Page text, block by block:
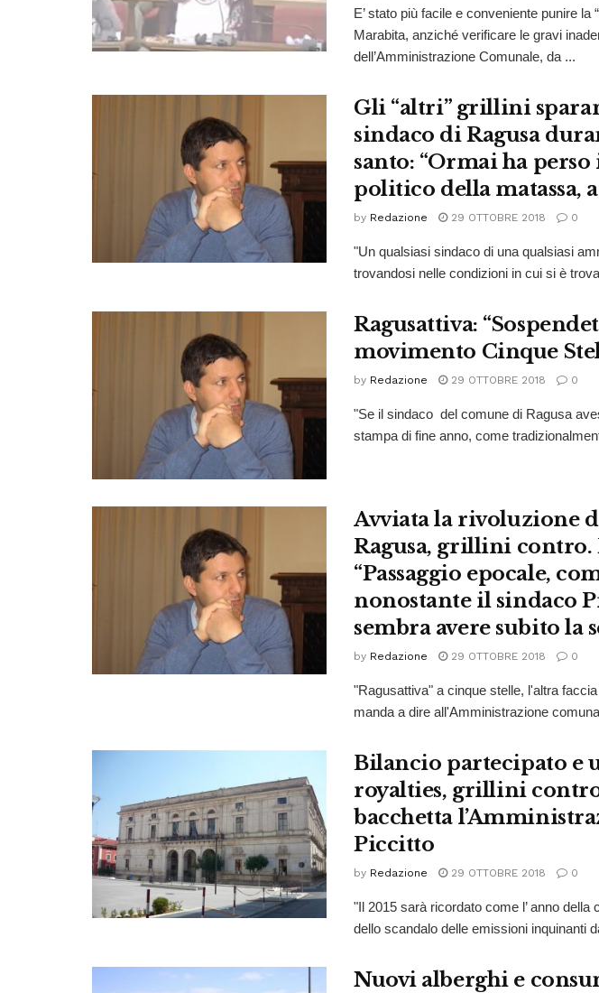
E’ stato più facile e conveniente punire la
Marabita, anziché verificare le gravi
dell’Amministrazione Comunale, da ...
Gli “altri” grillini
sindaco di Ragusa
santo: “Ormai ha
politico della matassa,
by Redazione 29 OTTOBRE 2018 0
"Un qualsiasi sindaco di una qualsiasi
trovandosi nelle condizioni in cui si è
Ragusattiva:
movimento Cinque
by Redazione 29 OTTOBRE 2018 0
"Se il sindaco del comune di Ragusa
stampa di fine anno, come
Avviata la rivoluzione
Ragusa, grillini contro.
“Passaggio epocale,
nonostante il sindaco
sembra avere subito la
by Redazione 29 OTTOBRE 2018 0
"Ragusattiva" a cinque stelle, l'altra
manda a dire all'Amministrazione
Bilancio partecipato e
royalties, grillini
bacchetta
Piccitto
by Redazione 29 OTTOBRE 2018 0
"Il 2015 sarà ricordato come l’ anno della
dello scandalo delle emissioni inquinanti
Nuovi alberghi e